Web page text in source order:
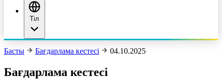
Тіл
Басты Бағдарлама кестесі 04.10.2025
Бағдарлама кестесі